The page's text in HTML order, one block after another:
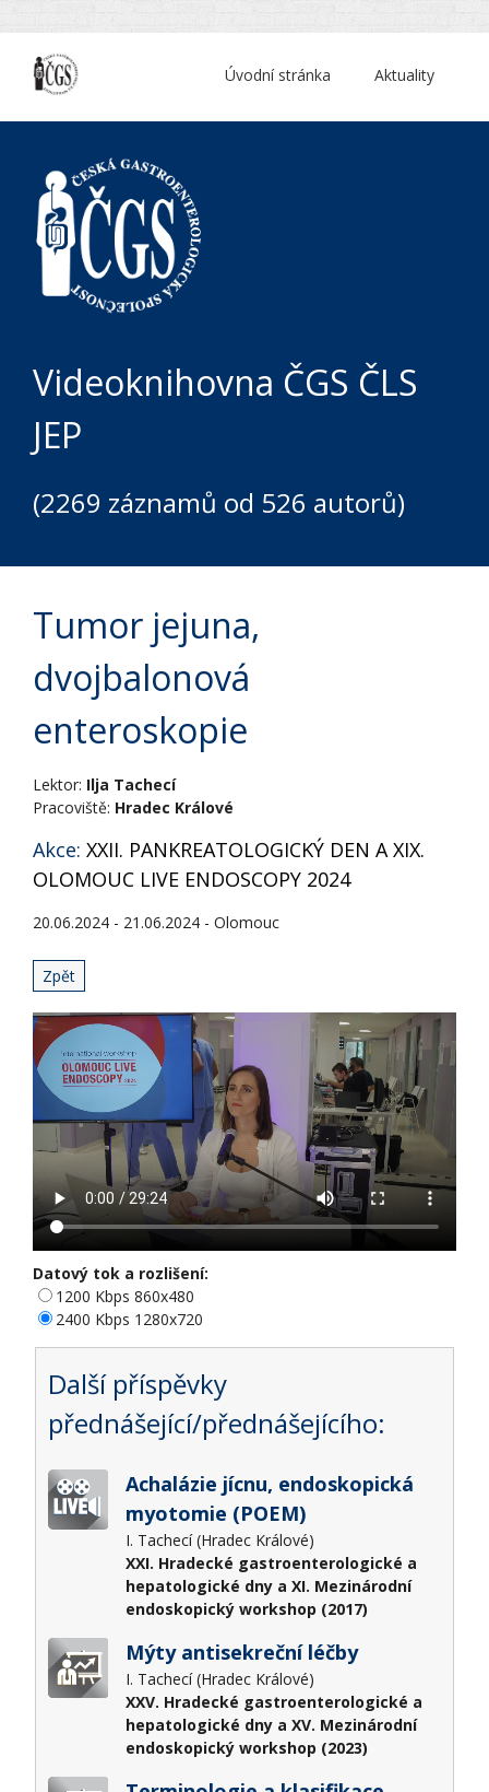
Aktuality
Úvodní stránka
Videoknihovna ČGS ČLS
JEP
(2269 záznamů od 526 autorů)
Tumor jejuna,
dvojbalonová
enteroskopie
Lektor: Ilja Tachecí
Pracoviště: Hradec Králové
Akce: XXII. PANKREATOLOGICKÝ DEN A XIX.
OLOMOUC LIVE ENDOSCOPY 2024
20.06.2024 - 21.06.2024 - Olomouc
Zpět
Datový tok a rozlišení:
1200 Kbps 860x480
2400 Kbps 1280x720
Další příspěvky
přednášející/přednášejícího:
Achalázie jícnu, endoskopická
myotomie (POEM)
I. Tachecí (Hradec Králové)
XXI. Hradecké gastroenterologické a
hepatologické dny a XI. Mezinárodní
endoskopický workshop (2017)
Mýty antisekreční léčby
I. Tachecí (Hradec Králové)
XXV. Hradecké gastroenterologické a
hepatologické dny a XV. Mezinárodní
endoskopický workshop (2023)